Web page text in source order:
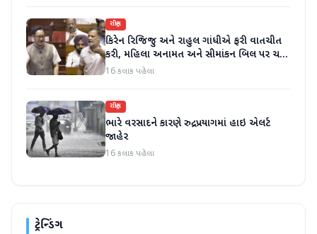
રાષ્ટ્રીય
કિરેન રિજિજુ અને રાહુલ ગાંધીએ ફરી વાતચીત
કરી, મહિલા અનામત અને સીમાંકન બિલ પર ચર્ચા
કરી
16 કલાક પહેલા
રાષ્ટ્રીય
ભારે વરસાદને કારણે રુદ્રપ્રયાગમાં હાઇ એલર્ટ
જાહેર
16 કલાક પહેલા
ટ્રેન્ડિંગ